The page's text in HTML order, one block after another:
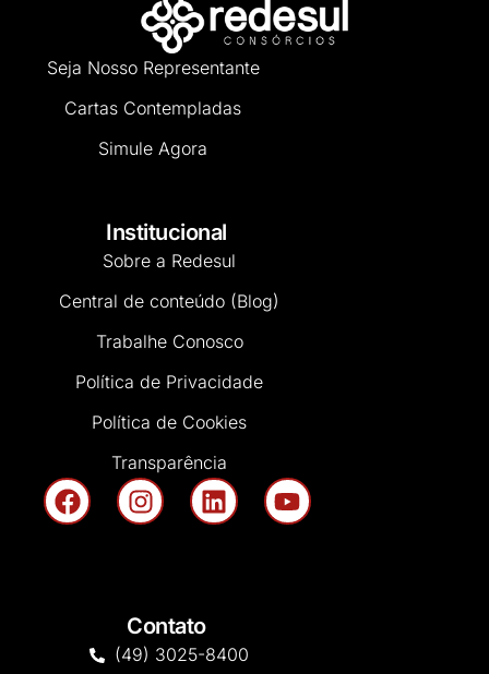
Seja Nosso Representante
Cartas Contempladas
Simule Agora
Institucional
Sobre a Redesul
Central de conteúdo (Blog)
Trabalhe Conosco
Política de Privacidade
Política de Cookies
Transparência
Contato
(49) 3025-8400